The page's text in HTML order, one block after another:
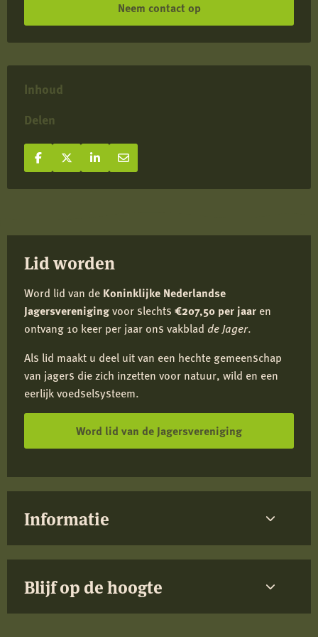
Neem contact op
Inhoud
Delen
Deel op Facebook
Deel
op
Deel op X
Deel
op
Deel op LinkedIn
Deel
op
Deel via e-mail
Deel
via
Informatie
Lid worden
Word lid van de Koninklijke Nederlandse
Jagersverenigingvoor slechts €207,50 per jaar en
ontvang 10 keer per jaar ons vakblad de Jager.
Als lid maakt u deel uit van een hechte gemeenschap
van jagers die zich inzetten voor natuur, wild en een
eerlijk voedselsysteem.
Word lid van de Jagersvereniging
Blijf op de hoogte